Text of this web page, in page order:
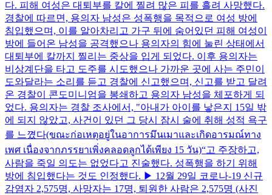
다. 피해 여성은 대퇴부를 칼에 찔려 많은 피를 흘려 사망했다.
경찰에 따르면, 용의자 남성은 성폭행을 목적으로 여성 방에
침입했으며, 이를 알아차리고 가구 뒤에 숨어있던 피해 여성이
방에 들어온 남성을 공격했으나 용의자의 힘에 눌린 상태에서
대퇴부에 칼까지 찔리는 중상을 입게 되었다. 이후 용의자는
비상계단을 타고 도주를 시도했으나 가까운 곳에 사는 주민이
도와달라는 소리를 듣고 경찰에 신고했으며, 신고를 받고 달려
온 경찰이 콘도미니엄을 봉쇄하고 용의자 남성을 체포하게 되
었다. 용의자는 경찰 조사에서, "아내가 아이를 낳은지 15일 밖
에 되지 않았고, 사건이 있던 그 당시 잠시 술에 취해 성적 욕구
를 느꼈다(ขณะก่อเหตุอยู่ในอาการมึนเมาและเกิดอารมณ์ทาง
เพศ ​เนื่องจากภรรยาเพิ่งคลอดลูกได้เพียง 15 วัน)“고 주장하고,
사람을 죽일 의도는 없었다고 진술했다. 성폭행을 하기 위해
방에 침입했다는 것도 인정했다. ▶ 12월 29일 코로나-19 신규
감염자 2,575명, 사망자는 17명, 퇴원한 사람은 2,575명 (사진